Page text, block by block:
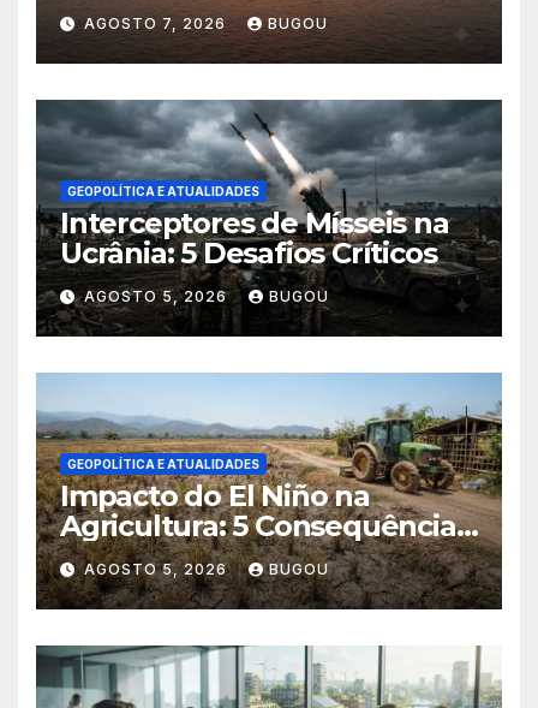
AGOSTO 7, 2026 BUGOU
GEOPOLÍTICA E ATUALIDADES
Interceptores de Mísseis na
Ucrânia: 5 Desafios Críticos
AGOSTO 5, 2026 BUGOU
GEOPOLÍTICA E ATUALIDADES
Impacto do El Niño na
Agricultura: 5 Consequências
Críticas
AGOSTO 5, 2026 BUGOU